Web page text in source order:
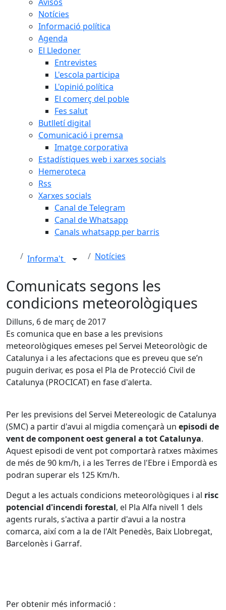
Notícies
Informació política
Agenda
El Lledoner
Entrevistes
L'escola participa
L'opinió política
El comerç del poble
Fes salut
Butlletí digital
Comunicació i premsa
Imatge corporativa
Estadístiques web i xarxes socials
Hemeroteca
Rss
Xarxes socials
Canal de Telegram
Canal de Whatsapp
Canals whatsapp per barris
Informa't Notícies
Comunicats segons les
condicions meteorològiques
Dilluns, 6 de març de 2017
Es comunica que en base a les previsions
meteorològiques emeses pel Servei Meteorològic de
Catalunya i a les afectacions que es preveu que se’n
puguin derivar, es posa el Pla de Protecció Civil de
Catalunya (PROCICAT) en fase d'alerta.
Per les previsions del Servei Metereologic de Catalunya
(SMC) a partir d'avui al migdia començarà un episodi de
vent de component oest general a tot Catalunya.
Aquest episodi de vent pot comportarà ratxes màximes
de més de 90 km/h, i a les Terres de l'Ebre i Empordà es
podran superar els 125 Km/h.
Degut a les actuals condicions meteorològiques i al risc
potencial d'incendi forestal, el Pla Alfa nivell 1 dels
agents rurals, s'activa a partir d'avui a la nostra
comarca, així com a la de l'Alt Penedès, Baix Llobregat,
Barcelonès i Garraf.
Per obtenir més informació :